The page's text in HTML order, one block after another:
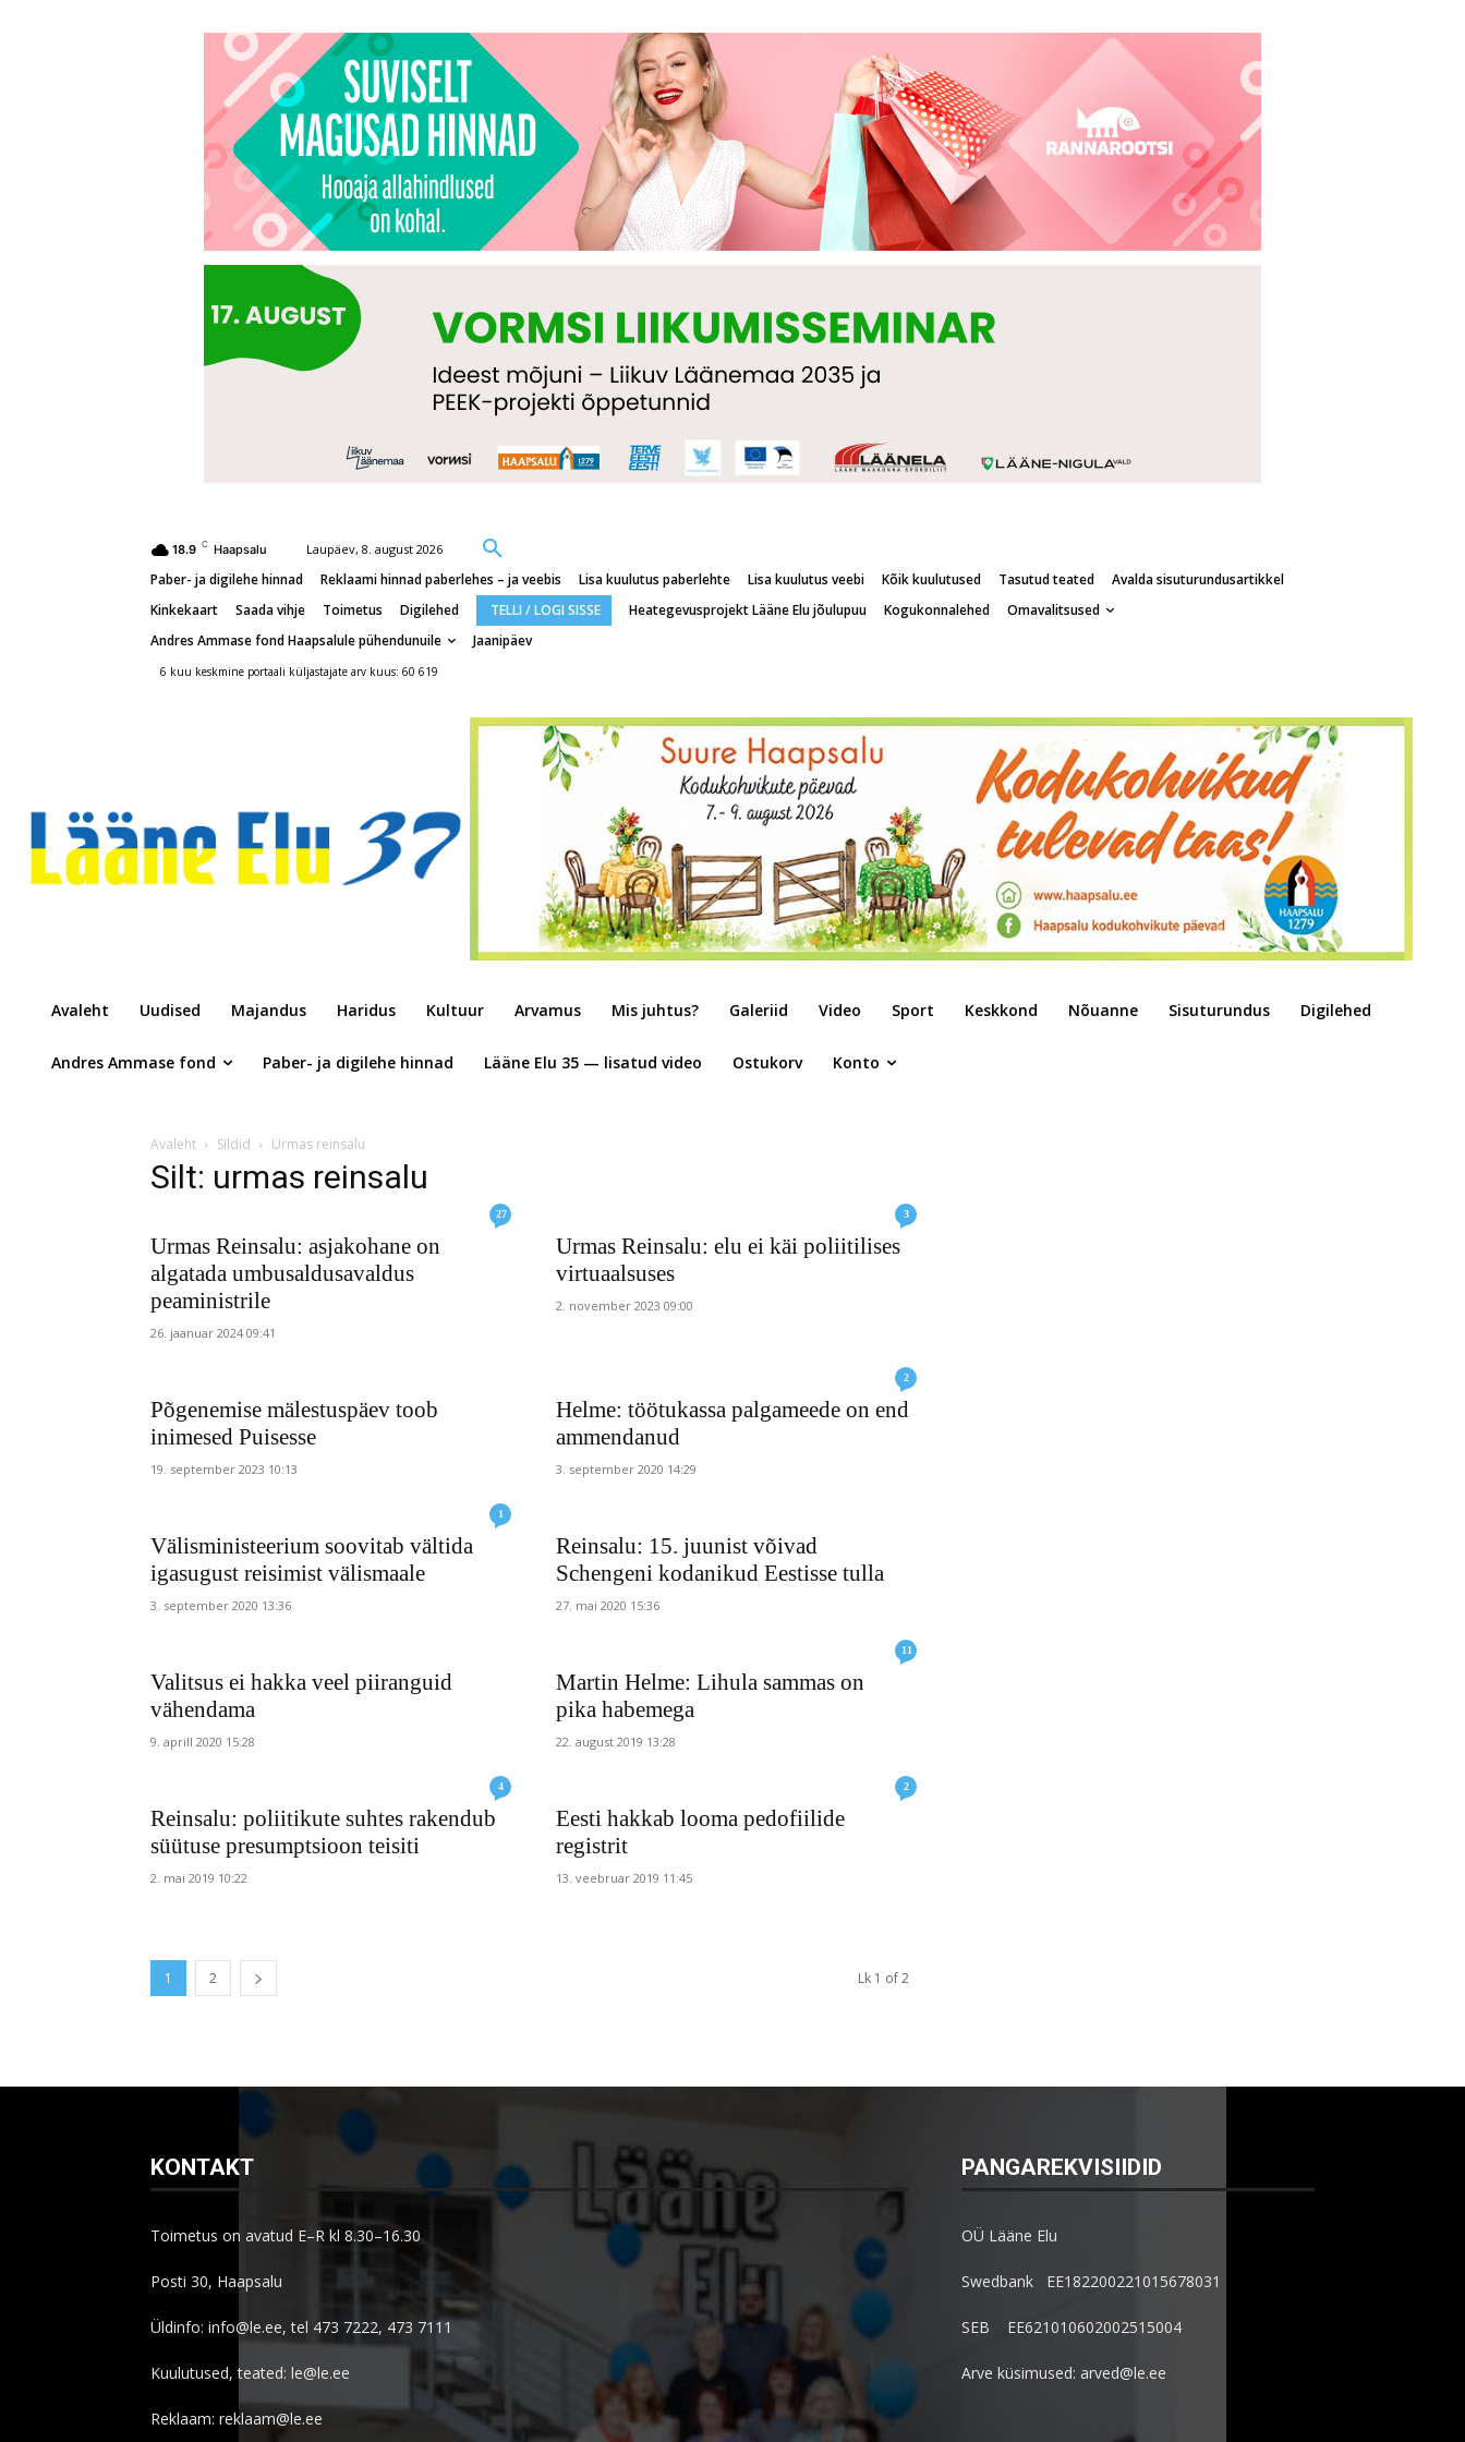
18.9 C Haapsalu Laupäev, 8. august 2026
Paber- ja digilehe hinnad Reklaami hinnad paberlehes – ja veebis Lisa kuulutus paberlehte Lisa kuulutus veebi Kõik kuulutused Tasutud teated
Avalda sisuturundusartikkel
Kinkekaart
Saada vihje Toimetus Digilehed TELLI / LOGI SISSE Heategevusprojekt Lääne Elu jõulupuu Kogukonnalehed
Omavalitsused
Andres Ammase fond Haapsalule pühendunuile
Jaanipäev
6 kuu keskmine portaali küljastajate arv kuus: 60 619
Avaleht Uudised Majandus Haridus Kultuur Arvamus Mis juhtus? Galeriid Video Sport Keskkond Nõuanne Sisuturundus Digilehed
Andres Ammase fond Paber- ja digilehe hinnad Lääne Elu 35 — lisatud video Ostukorv Konto
Avaleht Sildid Urmas reinsalu
Silt: urmas reinsalu
27
Urmas Reinsalu: asjakohane on
algatada umbusaldusavaldus
peaministrile
26. jaanuar 2024 09:41
3
Urmas Reinsalu: elu ei käi poliitilises
virtuaalsuses
2. november 2023 09:00
Põgenemise mälestuspäev toob
inimesed Puisesse
19. september 2023 10:13
2
Helme: töötukassa palgameede on end
ammendanud
3. september 2020 14:29
1
Välisministeerium soovitab vältida
igasugust reisimist välismaale
3. september 2020 13:36
Reinsalu: 15. juunist võivad
Schengeni kodanikud Eestisse tulla
27. mai 2020 15:36
Valitsus ei hakka veel piiranguid
vähendama
9. aprill 2020 15:28
11
Martin Helme: Lihula sammas on
pika habemega
22. august 2019 13:28
4
Reinsalu: poliitikute suhtes rakendub
süütuse presumptsioon teisiti
2. mai 2019 10:22
2
Eesti hakkab looma pedofiilide
registrit
13. veebruar 2019 11:45
1 2 Lk 1 of 2
KONTAKT
Toimetus on avatud E–R kl 8.30–16.30
Posti 30, Haapsalu
Üldinfo: info@le.ee, tel 473 7222, 473 7111
Kuulutused, teated: le@le.ee
Reklaam: reklaam@le.ee
PANGAREKVISIIDID
OÜ Lääne Elu
Swedbank EE182200221015678031
SEB EE621010602002515004
Arve küsimused: arved@le.ee